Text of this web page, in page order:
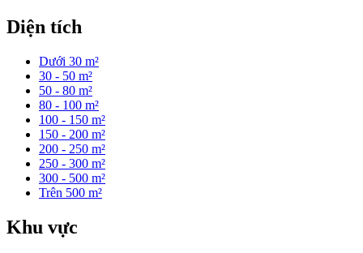
Diện tích
Dưới 30 m²
30 - 50 m²
50 - 80 m²
80 - 100 m²
100 - 150 m²
150 - 200 m²
200 - 250 m²
250 - 300 m²
300 - 500 m²
Trên 500 m²
Khu vực